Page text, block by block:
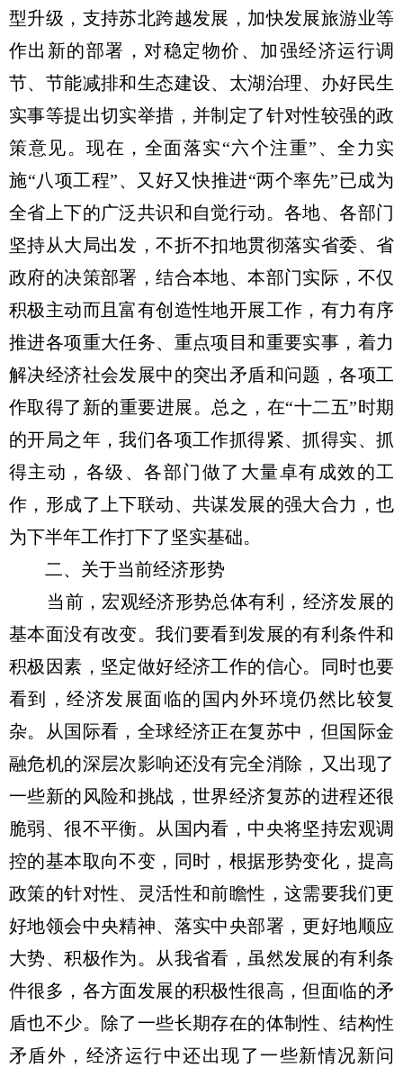
型升级，支持苏北跨越发展，加快发展旅游业等
作出新的部署，对稳定物价、加强经济运行调
节、节能减排和生态建设、太湖治理、办好民生
实事等提出切实举措，并制定了针对性较强的政
策意见。现在，全面落实“六个注重”、全力实
施“八项工程”、又好又快推进“两个率先”已成为
全省上下的广泛共识和自觉行动。各地、各部门
坚持从大局出发，不折不扣地贯彻落实省委、省
政府的决策部署，结合本地、本部门实际，不仅
积极主动而且富有创造性地开展工作，有力有序
推进各项重大任务、重点项目和重要实事，着力
解决经济社会发展中的突出矛盾和问题，各项工
作取得了新的重要进展。总之，在“十二五”时期
的开局之年，我们各项工作抓得紧、抓得实、抓
得主动，各级、各部门做了大量卓有成效的工
作，形成了上下联动、共谋发展的强大合力，也
为下半年工作打下了坚实基础。
二、关于当前经济形势
当前，宏观经济形势总体有利，经济发展的
基本面没有改变。我们要看到发展的有利条件和
积极因素，坚定做好经济工作的信心。同时也要
看到，经济发展面临的国内外环境仍然比较复
杂。从国际看，全球经济正在复苏中，但国际金
融危机的深层次影响还没有完全消除，又出现了
一些新的风险和挑战，世界经济复苏的进程还很
脆弱、很不平衡。从国内看，中央将坚持宏观调
控的基本取向不变，同时，根据形势变化，提高
政策的针对性、灵活性和前瞻性，这需要我们更
好地领会中央精神、落实中央部署，更好地顺应
大势、积极作为。从我省看，虽然发展的有利条
件很多，各方面发展的积极性很高，但面临的矛
盾也不少。除了一些长期存在的体制性、结构性
矛盾外，经济运行中还出现了一些新情况新问